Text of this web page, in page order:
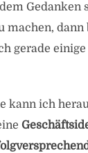
Gedanken
machen,
gerade einige
kann ich